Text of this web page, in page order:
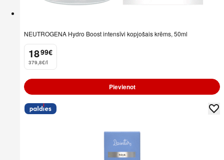
NEUTROGENA Hydro Boost intensīvi kopjošais krēms, 50ml
18
. 99€
379,8€/l
Pievienot